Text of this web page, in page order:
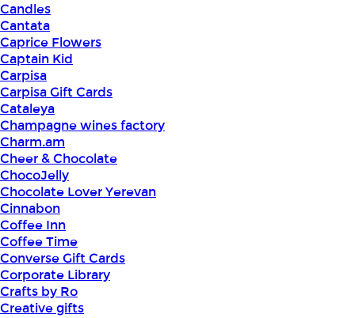
Candles
Cantata
Caprice Flowers
Captain Kid
Carpisa
Carpisa Gift Cards
Cataleya
Champagne wines factory
Charm.am
Cheer & Chocolate
ChocoJelly
Chocolate Lover Yerevan
Cinnabon
Coffee Inn
Coffee Time
Converse Gift Cards
Corporate Library
Crafts by Ro
Creative gifts